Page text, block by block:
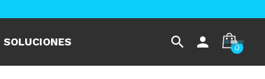
SOLUCIONES search person 0